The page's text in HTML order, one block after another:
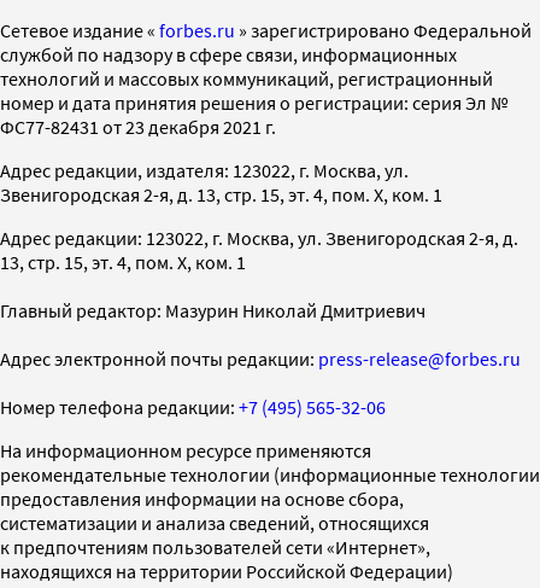
Cетевое издание « forbes.ru » зарегистрировано Федеральной
службой по надзору в сфере связи, информационных
технологий и массовых коммуникаций, регистрационный
номер и дата принятия решения о регистрации: серия Эл №
ФС77-82431 от 23 декабря 2021 г.
Адрес редакции, издателя: 123022, г. Москва, ул.
Звенигородская 2-я, д. 13, стр. 15, эт. 4, пом. X, ком. 1
Адрес редакции: 123022, г. Москва, ул. Звенигородская 2-я, д.
13, стр. 15, эт. 4, пом. X, ком. 1
Главный редактор: Мазурин Николай Дмитриевич
Адрес электронной почты редакции: press-release@forbes.ru
Номер телефона редакции: +7 (495) 565-32-06
На информационном ресурсе применяются
рекомендательные технологии (информационные технологии
предоставления информации на основе сбора,
систематизации и анализа сведений, относящихся
к предпочтениям пользователей сети «Интернет»,
находящихся на территории Российской Федерации)